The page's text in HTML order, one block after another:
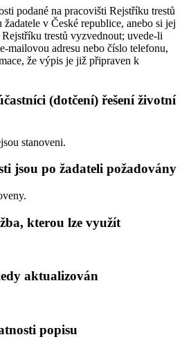
podané na pracovišti Rejstříku trestů
žadatele v České republice, anebo si jej
trestů vyzvednout; uvede-li
mailovou adresu nebo číslo telefonu,
že výpis je již připraven k
(dotčení) řešení životní
stanoveni.
jsou po žadateli požadovány
kterou lze využít
aktualizován
popisu